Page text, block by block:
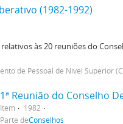
(1982-1992)
às 20 reuniões do
de Pessoal de Nível Superior
1ª Reunião do Conselho
Item
1982
Parte deConselhos